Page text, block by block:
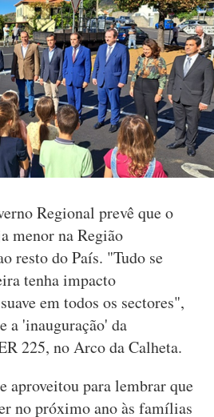
Regional prevê que o
menor na Região
resto do País. "Tudo se
tenha impacto
em todos os sectores",
a 'inauguração' da
225, no Arco da Calheta.
aproveitou para lembrar que
no próximo ano às famílias